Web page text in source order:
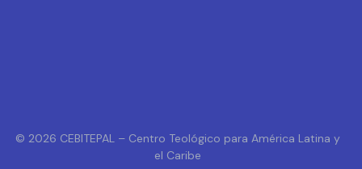
© 2026 CEBITEPAL – Centro Teológico para América Latina y
el Caribe